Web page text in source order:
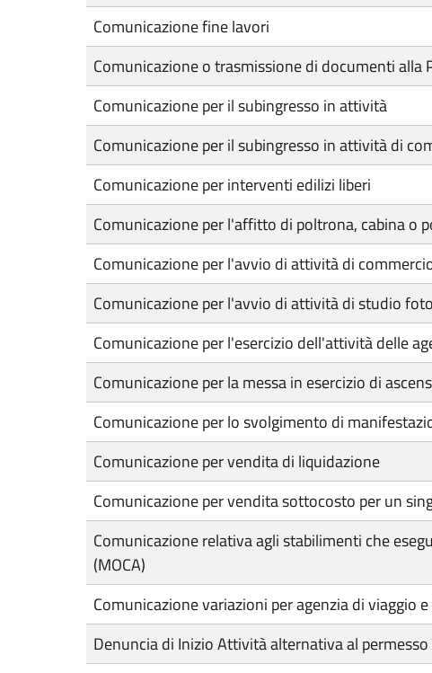
Comunicazione fine lavori
Comunicazione o trasmissione di documenti alla
Comunicazione per il subingresso in attività
Comunicazione per il subingresso in attività di
Comunicazione per interventi edilizi liberi
Comunicazione per l'affitto di poltrona, cabina o
Comunicazione per l'avvio di attività di
Comunicazione per l'avvio di attività di studio
Comunicazione per l'esercizio dell'attività delle
Comunicazione per la messa in esercizio di
Comunicazione per lo svolgimento di
Comunicazione per vendita di liquidazione
Comunicazione per vendita sottocosto per un
Comunicazione relativa agli stabilimenti che
(MOCA)
Comunicazione variazioni per agenzia di viaggio
Denuncia di Inizio Attività alternativa al